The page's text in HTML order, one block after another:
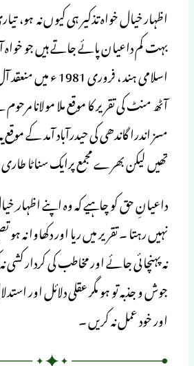
اظہار خیال خواہ تذکیر ہی کیوں نہ ہو،
بہت کم داعیان پائے جاتے ہیں جو
اسلامی ہند ،
آٹھ منٹ کی تقریر کا موقع ملا مولانا
مسز اندرا گاندھی کی حیدرآباد آمد کے
تھیں لیکن بھرے مجمع پرایک سناٹا طاری
داعیانِ حق کو چاہیے کہ وہ اپنے
نہیں رہتا ۔ تقریر میں ریا اور دکھاوا
نہ پہنچائی جائے اور مخاطب کی کردار
جوش و جذبہ تو ہو مگر عقلی دلائل اور
اور خود عمل نہ کریں ۔